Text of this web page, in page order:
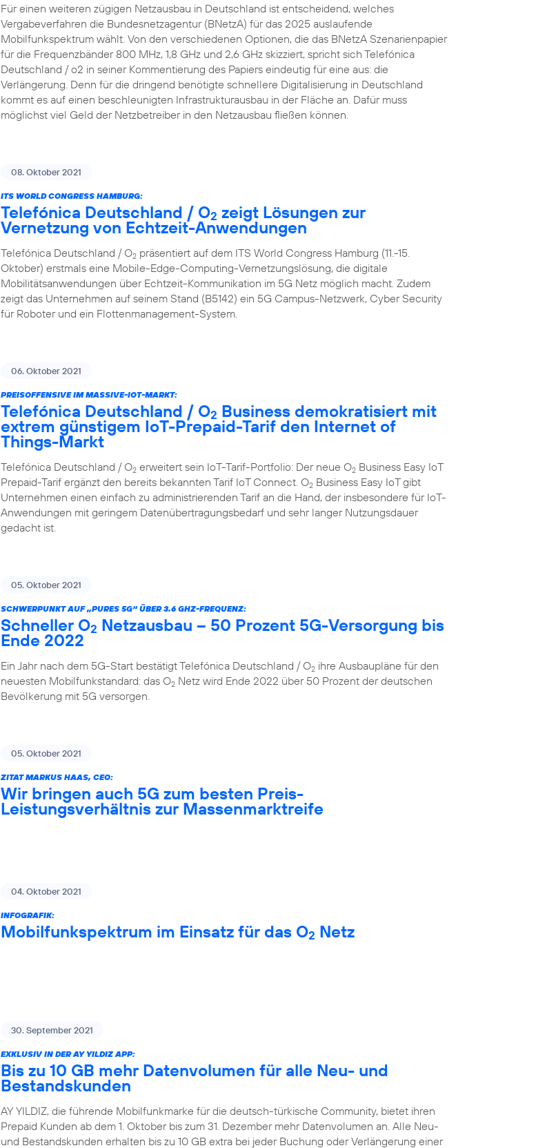
Für einen weiteren zügigen Netzausbau in Deutschland ist entscheidend, welches
Vergabeverfahren die Bundesnetzagentur (BNetzA) für das 2025 auslaufende
Mobilfunkspektrum wählt. Von den verschiedenen Optionen, die das BNetzA Szenarienpapier
für die Frequenzbänder 800 MHz, 1,8 GHz und 2,6 GHz skizziert, spricht sich Telefónica
Deutschland / o2 in seiner Kommentierung des Papiers eindeutig für eine aus: die
Verlängerung. Denn für die dringend benötigte schnellere Digitalisierung in Deutschland
kommt es auf einen beschleunigten Infrastrukturausbau in der Fläche an. Dafür muss
möglichst viel Geld der Netzbetreiber in den Netzausbau fließen können.
08. Oktober 2021
ITS WORLD CONGRESS HAMBURG:
Telefónica Deutschland / O2 zeigt Lösungen zur
Vernetzung von Echtzeit-Anwendungen
Telefónica Deutschland / O2 präsentiert auf dem ITS World Congress Hamburg (11.-15.
Oktober) erstmals eine Mobile-Edge-Computing-Vernetzungslösung, die digitale
Mobilitätsanwendungen über Echtzeit-Kommunikation im 5G Netz möglich macht. Zudem
zeigt das Unternehmen auf seinem Stand (B5142) ein 5G Campus-Netzwerk, Cyber Security
für Roboter und ein Flottenmanagement-System.
06. Oktober 2021
PREISOFFENSIVE IM MASSIVE-IOT-MARKT:
Telefónica Deutschland / O2 Business demokratisiert mit
extrem günstigem IoT-Prepaid-Tarif den Internet of
Things-Markt
Telefónica Deutschland / O2 erweitert sein IoT-Tarif-Portfolio: Der neue O2 Business Easy IoT
Prepaid-Tarif ergänzt den bereits bekannten Tarif IoT Connect. O2 Business Easy IoT gibt
Unternehmen einen einfach zu administrierenden Tarif an die Hand, der insbesondere für IoT-
Anwendungen mit geringem Datenübertragungsbedarf und sehr langer Nutzungsdauer
gedacht ist.
05. Oktober 2021
SCHWERPUNKT AUF „PURES 5G“ ÜBER 3.6 GHZ-FREQUENZ:
Schneller O2 Netzausbau – 50 Prozent 5G-Versorgung bis
Ende 2022
Ein Jahr nach dem 5G-Start bestätigt Telefónica Deutschland / O2 ihre Ausbaupläne für den
neuesten Mobilfunkstandard: das O2 Netz wird Ende 2022 über 50 Prozent der deutschen
Bevölkerung mit 5G versorgen.
05. Oktober 2021
ZITAT MARKUS HAAS, CEO:
Wir bringen auch 5G zum besten Preis-
Leistungsverhältnis zur Massenmarktreife
04. Oktober 2021
INFOGRAFIK:
Mobilfunkspektrum im Einsatz für das O2 Netz
30. September 2021
EXKLUSIV IN DER AY YILDIZ APP:
Bis zu 10 GB mehr Datenvolumen für alle Neu- und
Bestandskunden
AY YILDIZ, die führende Mobilfunkmarke für die deutsch-türkische Community, bietet ihren
Prepaid Kunden ab dem 1. Oktober bis zum 31. Dezember mehr Datenvolumen an. Alle Neu-
und Bestandskunden erhalten bis zu 10 GB extra bei jeder Buchung oder Verlängerung einer